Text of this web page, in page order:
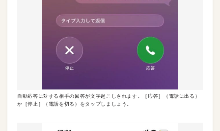
自動応答に対する相手の回答が文字起こしされます。［応答］（電話に出る）
か［停止］（電話を切る）をタップしましょう。